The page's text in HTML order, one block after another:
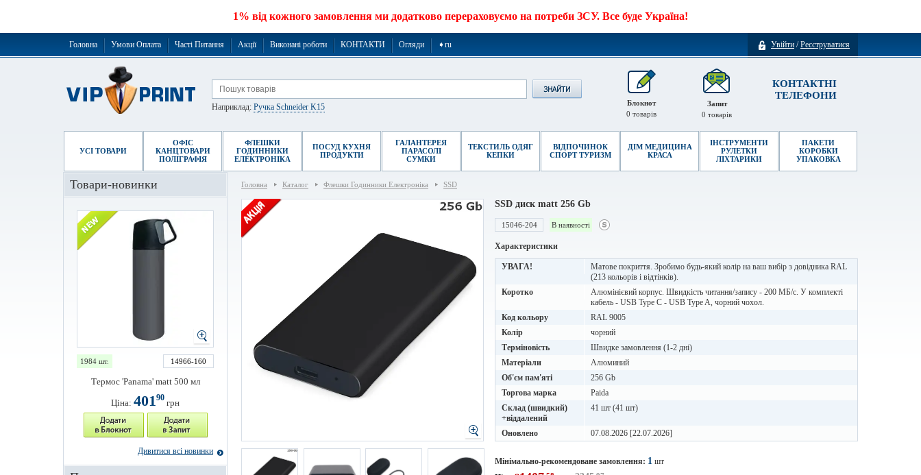
1% від кожного замовлення ми додатково перераховуємо на потреби ЗСУ. Все буде Україна!
Увійти /Реєструватися
Головна Умови Оплата Часті Питання Акції Виконані роботи КОНТАКТИ Огляди ➧ru
КОНТАКТНІ
ТЕЛЕФОНИ
Запит
0 товарів
Наприклад: Ручка Schneider K15
Блокнот
0 товарів
УСІ ТОВАРИ
ОФІС
КАНЦТОВАРИ
ПОЛІГРАФІЯ
ФЛЕШКИ
ГОДИННИКИ
ЕЛЕКТРОНІКА
ПОСУД КУХНЯ
ПРОДУКТИ
ГАЛАНТЕРЕЯ
ПАРАСОЛІ
СУМКИ
ТЕКСТИЛЬ ОДЯГ
КЕПКИ
ВІДПОЧИНОК
СПОРТ ТУРИЗМ
ДІМ МЕДИЦИНА
КРАСА
ІНСТРУМЕНТИ
РУЛЕТКИ
ЛІХТАРИКИ
ПАКЕТИ
КОРОБКИ
УПАКОВКА
Головна Каталог Флешки Годинники Електроніка SSD
SSD диск matt 256 Gb
15046-204 В наявності
Характеристики
УВАГА!
Матове покриття. Зробимо будь-який колір на ваш вибір з довідника RAL
(213 кольорів і відтінків).
Коротко
Алюмінієвий корпус. Швидкість читання/запису - 200 МБ/с. У комплекті
кабель - USB Type C - USB Type A, чорний чохол.
Код кольору
RAL 9005
Колір
чорний
Терміновість
Швидке замовлення (1-2 дні)
Матеріали
Алюминий
Об'єм пам'яті
256 Gb
Торгова марка
Paida
Склад (швидкий)
+віддалений
41 шт (41 шт)
Оновлено 07.08.2026 [22.07.2026]
Мінімально-рекомендоване замовлення: 1 шт
Товари-новинки
1984 шт. 14966-160
Термос 'Panama' matt 500 мл
Ціна: 40190 грн
Дивитися всі новинки